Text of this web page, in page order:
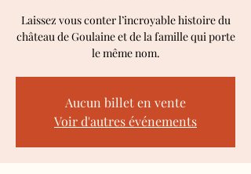
Laissez vous conter l’incroyable histoire du
château de Goulaine et de la famille qui porte
le même nom.
Aucun billet en vente
Voir d'autres événements